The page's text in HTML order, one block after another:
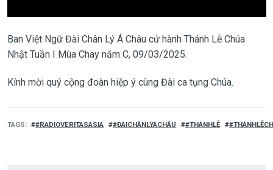
Ban Việt Ngữ Đài Chân Lý Á Châu cử hành Thánh Lễ Chúa
Nhật Tuần I Mùa Chay năm C, 09/03/2025.
Kính mời quý cộng đoàn hiệp ý cùng Đài ca tụng Chúa.
TAGS #RADIOVERITASASIA #ĐÀICHÂNLÝÁCHÂU #THÁNHLỄ